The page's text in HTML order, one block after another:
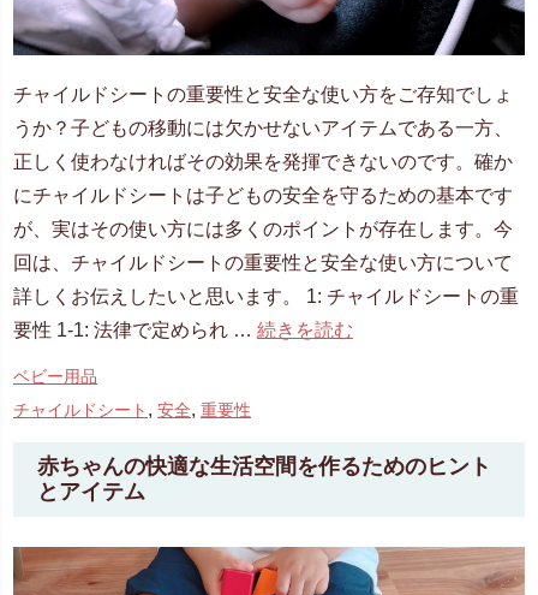
チャイルドシートの重要性と安全な使い方をご存知でしょ
うか？子どもの移動には欠かせないアイテムである一方、
正しく使わなければその効果を発揮できないのです。確か
にチャイルドシートは子どもの安全を守るための基本です
が、実はその使い方には多くのポイントが存在します。今
回は、チャイルドシートの重要性と安全な使い方について
詳しくお伝えしたいと思います。 1: チャイルドシートの重
要性 1-1: 法律で定められ … 続きを読む
ベビー用品
チャイルドシート , 安全, 重要性
赤ちゃんの快適な生活空間を作るためのヒント
とアイテム